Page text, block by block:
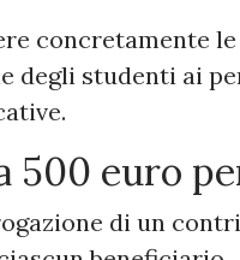
concretamente
degli studenti ai
500 euro
di un